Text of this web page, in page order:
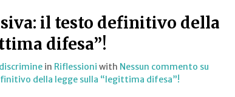
il testo definitivo della
difesa”!
in Riflessioni with Nessun commento su
della legge sulla “legittima difesa”!